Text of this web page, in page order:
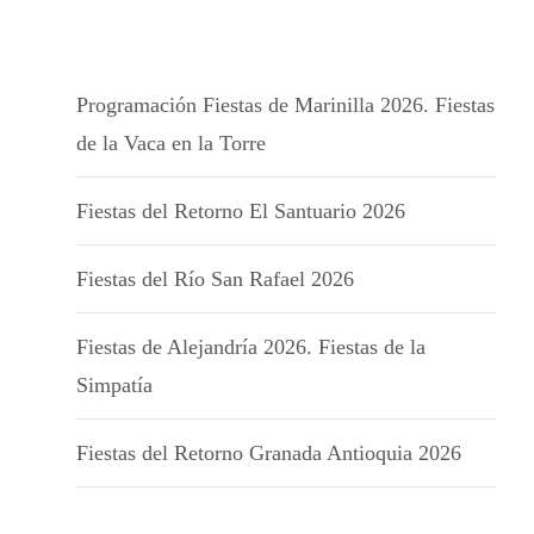
Programación Fiestas de Marinilla 2026. Fiestas
de la Vaca en la Torre
Fiestas del Retorno El Santuario 2026
Fiestas del Río San Rafael 2026
Fiestas de Alejandría 2026. Fiestas de la
Simpatía
Fiestas del Retorno Granada Antioquia 2026